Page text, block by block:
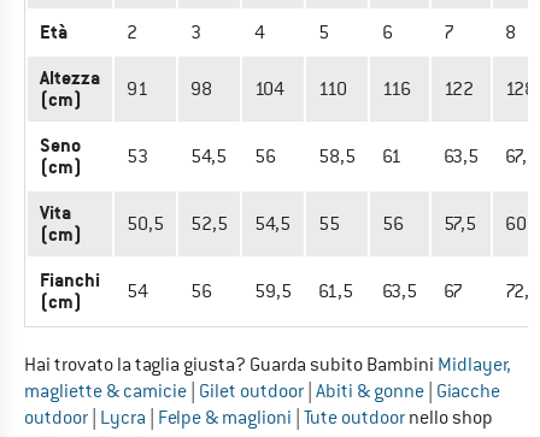
Età 2 3 4 5 6 7 8
Altezza
(cm)
91 98 104 110 116 122 128
Seno
(cm)
53 54,5 56 58,5 61 63,5 67,5
Vita
(cm)
50,5 52,5 54,5 55 56 57,5 60
Fianchi
(cm)
54 56 59,5 61,5 63,5 67 72,5
Hai trovato la taglia giusta? Guarda subito Bambini Midlayer,
magliette & camicie Gilet outdoor Abiti & gonne Giacche
outdoor Lycra Felpe & maglioni Tute outdoor nello shop